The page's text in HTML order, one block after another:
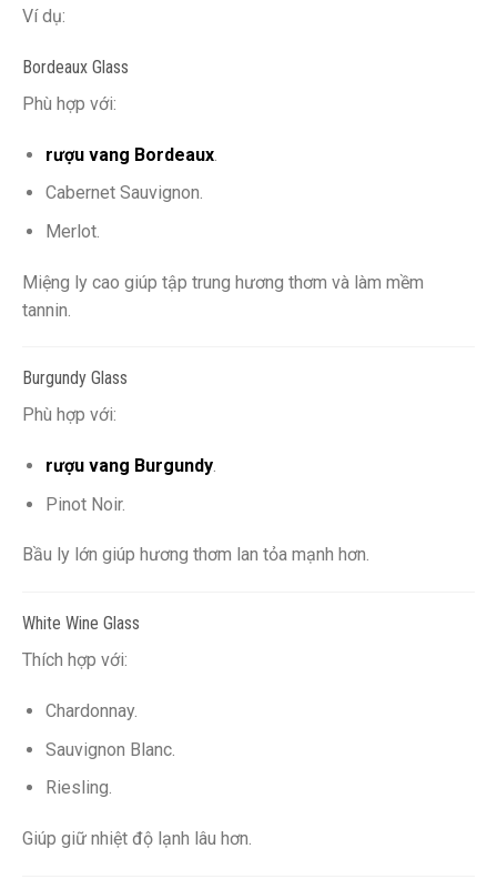
Ví dụ:
Bordeaux Glass
Phù hợp với:
rượu vang Bordeaux.
Cabernet Sauvignon.
Merlot.
Miệng ly cao giúp tập trung hương thơm và làm mềm
tannin.
Burgundy Glass
Phù hợp với:
rượu vang Burgundy.
Pinot Noir.
Bầu ly lớn giúp hương thơm lan tỏa mạnh hơn.
White Wine Glass
Thích hợp với:
Chardonnay.
Sauvignon Blanc.
Riesling.
Giúp giữ nhiệt độ lạnh lâu hơn.